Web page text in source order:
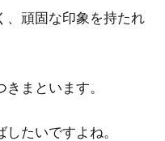
法って？
。特に乾燥している時期は、
、頑固な印象を持たれ
まといます。
たいですよね。